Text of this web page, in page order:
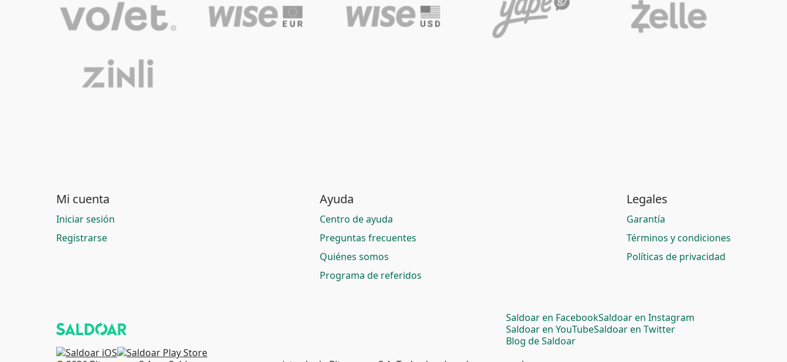
Mi cuenta
Iniciar sesión
Registrarse
Ayuda
Centro de ayuda
Preguntas frecuentes
Quiénes somos
Programa de referidos
Legales
Garantía
Términos y condiciones
Políticas de privacidad
Saldoar en FacebookSaldoar en Instagram
Saldoar en YouTubeSaldoar en Twitter
Blog de Saldoar